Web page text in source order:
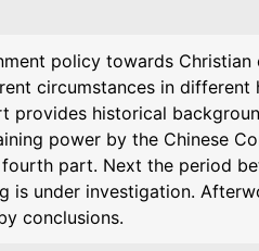
policy towards Christian
circumstances in different
provides historical
power by the Chinese
part. Next the period
under investigation.
conclusions.